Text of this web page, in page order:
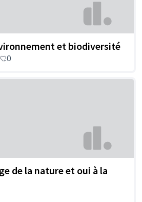
et biodiversité
0
de la nature et oui à la